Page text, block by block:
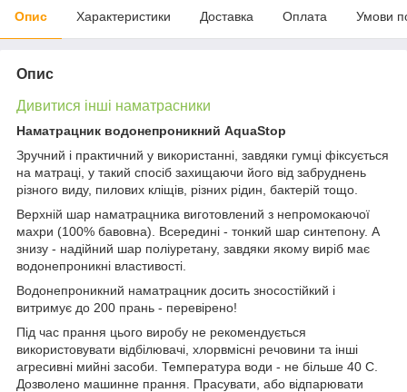
Опис Характеристики Доставка Оплата Умови
Опис
Дивитися інші наматрасники
Наматрацник водонепроникний AquaStop
Зручний і практичний у використанні, завдяки гумці фіксується
на матраці, у такий спосіб захищаючи його від забруднень
різного виду, пилових кліщів, різних рідин, бактерій тощо.
Верхній шар наматрацника виготовлений з непромокаючої
махри (100% бавовна). Всередині - тонкий шар синтепону. А
знизу - надійний шар поліуретану, завдяки якому виріб має
водонепроникні властивості.
Водонепроникний наматрацник досить зносостійкий і
витримує до 200 прань - перевірено!
Під час прання цього виробу не рекомендується
використовувати відбілювачі, хлорвмісні речовини та інші
агресивні мийні засоби. Температура води - не більше 40 С.
Дозволено машинне прання. Прасувати, або відпарювати